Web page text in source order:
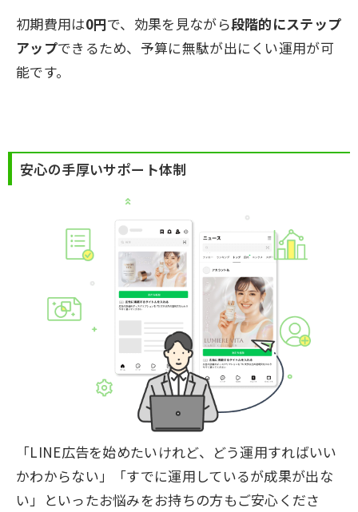
初期費用は0円で、効果を見ながら段階的にステップ
アップできるため、予算に無駄が出にくい運用が可
能です。
安心の手厚いサポート体制
「LINE広告を始めたいけれど、どう運用すればいい
かわからない」「すでに運用しているが成果が出な
い」といったお悩みをお持ちの方もご安心くださ